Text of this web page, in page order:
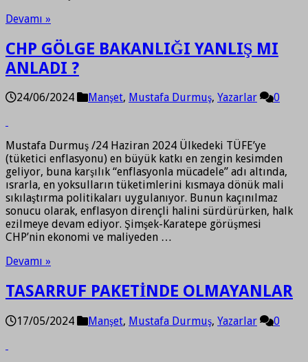
Devamı »
CHP GÖLGE BAKANLIĞI YANLIŞ MI
ANLADI ?
24/06/2024 Manşet, Mustafa Durmuş, Yazarlar 0
Mustafa Durmuş /24 Haziran 2024 Ülkedeki TÜFE’ye
(tüketici enflasyonu) en büyük katkı en zengin kesimden
geliyor, buna karşılık “enflasyonla mücadele” adı altında,
ısrarla, en yoksulların tüketimlerini kısmaya dönük mali
sıkılaştırma politikaları uygulanıyor. Bunun kaçınılmaz
sonucu olarak, enflasyon dirençli halini sürdürürken, halk
ezilmeye devam ediyor. Şimşek-Karatepe görüşmesi
CHP’nin ekonomi ve maliyeden …
Devamı »
TASARRUF PAKETİNDE OLMAYANLAR
17/05/2024 Manşet, Mustafa Durmuş, Yazarlar 0